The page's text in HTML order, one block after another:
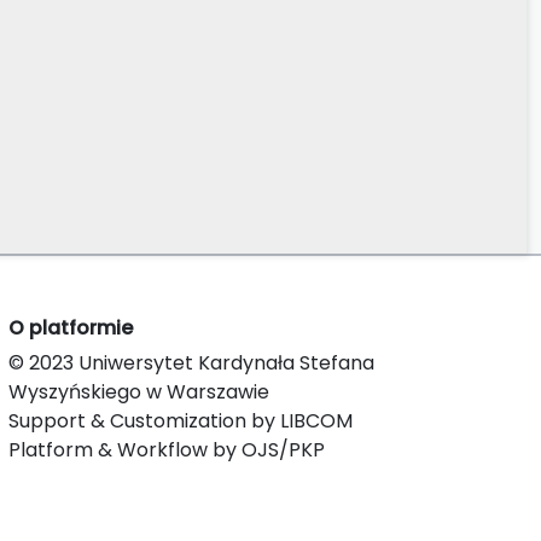
O platformie
© 2023 Uniwersytet Kardynała Stefana
Wyszyńskiego w Warszawie
Support & Customization by LIBCOM
Platform & Workflow by OJS/PKP